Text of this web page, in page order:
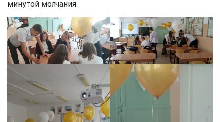
минутой молчания.